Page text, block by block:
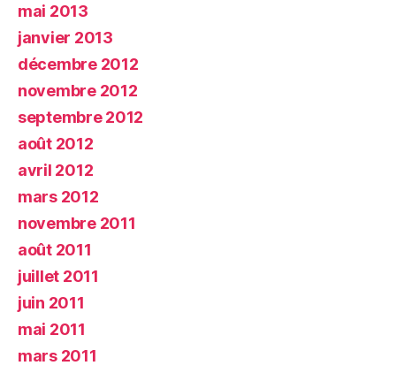
mai 2013
janvier 2013
décembre 2012
novembre 2012
septembre 2012
août 2012
avril 2012
mars 2012
novembre 2011
août 2011
juillet 2011
juin 2011
mai 2011
mars 2011